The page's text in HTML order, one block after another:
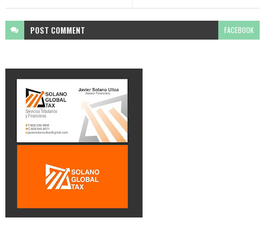
POST COMMENT FACEBOOK